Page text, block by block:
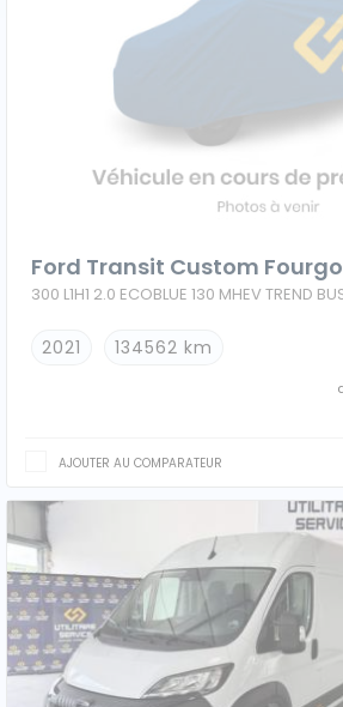
Ford Transit Custom
300 L1H1 2.0 ECOBLUE 130 MHEV TREND
2021 134562 km
AJOUTER AU COMPARATEUR